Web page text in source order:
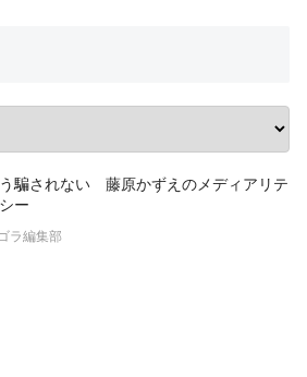
騙されない 藤原かずえのメディアリテ
ー
ラ編集部